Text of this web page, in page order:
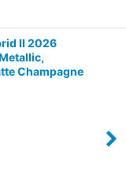
II 2026
Champagne